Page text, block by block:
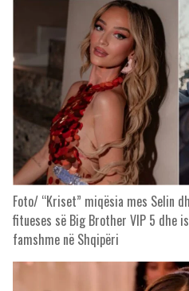
Foto/ “Kriset” miqësia mes Selin
fitueses së Big Brother VIP 5 dhe
famshme në Shqipëri